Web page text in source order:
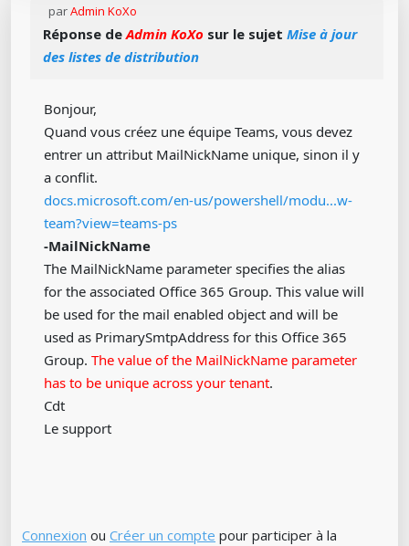
parAdmin KoXo
Réponse deAdmin KoXo sur le sujet Mise à jour
des listes de distribution
Bonjour,
Quand vous créez une équipe Teams, vous devez
entrer un attribut MailNickName unique, sinon il y
a conflit.
docs.microsoft.com/en-us/powershell/modu...w-
team?view=teams-ps
-MailNickName
The MailNickName parameter specifies the alias
for the associated Office 365 Group. This value will
be used for the mail enabled object and will be
used as PrimarySmtpAddress for this Office 365
Group. The value of the MailNickName parameter
has to be unique across your tenant.
Cdt
Le support
Connexion ou Créer un compte pour participer à la